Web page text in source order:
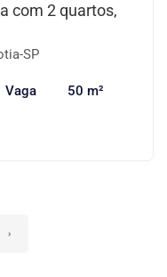
com 2 quartos,
SP
Vaga 50 m²
›